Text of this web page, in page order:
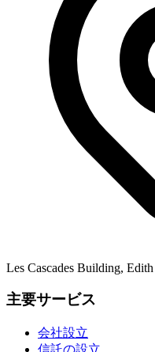
Les Cascades Building,
主要サービス
会社設立
信託の設立